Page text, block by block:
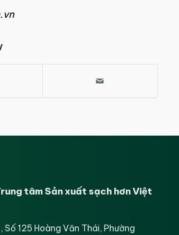
tâm Sản xuất sạch hơn Việt
Số 125 Hoàng Văn Thái, Phường